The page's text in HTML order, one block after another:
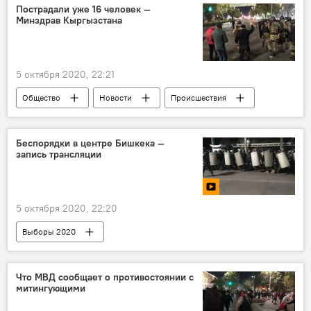
разгон стычка
выборы
фото
Пострадали уже 16 человек —
Минздрав Кыргызстана
5 октября 2020, 22:21
Общество Новости
Происшествия
Кыргызстан
Бишкек
митинг
пострадавшие
количество
Ситуация в Кыргызстане после парламентских выборов
Беспорядки в центре Бишкека —
запись трансляции
5 октября 2020, 22:20
Выборы 2020
Голосование за депутатов Жогорку Кенеша Кыргызстана — 2020
Выборы в Кыргызстане — 2020
Выборы депутатов Жогорку Кенеша Кыргызстана — 2020
Что МВД сообщает о противостоянии с
митингующими